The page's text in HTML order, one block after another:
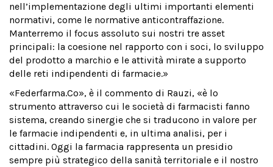
nell’implementazione degli ultimi importanti elementi
normativi, come le normative anticontraffazione.
Manterremo il focus assoluto sui nostri tre asset
principali: la coesione nel rapporto con i soci, lo sviluppo
del prodotto a marchio e le attività mirate a supporto
delle reti indipendenti di farmacie.»
«Federfarma.Co», è il commento di Rauzi, «è lo
strumento attraverso cui le società di farmacisti fanno
sistema, creando sinergie che si traducono in valore per
le farmacie indipendenti e, in ultima analisi, per i
cittadini. Oggi la farmacia rappresenta un presidio
sempre più strategico della sanità territoriale e il nostro